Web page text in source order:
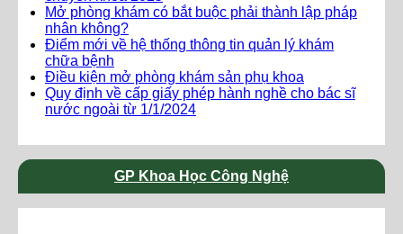
Mở phòng khám có bắt buộc phải thành lập pháp
nhân không?
Điểm mới về hệ thống thông tin quản lý khám
chữa bệnh
Điều kiện mở phòng khám sản phụ khoa
Quy định về cấp giấy phép hành nghề cho bác sĩ
nước ngoài từ 1/1/2024
GP Khoa Học Công Nghệ